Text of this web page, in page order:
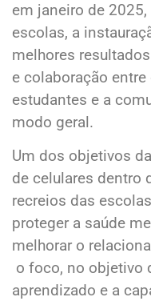
em janeiro de
escolas, a
melhores
e colaboração
estudantes e a
modo geral.
Um dos objetivos
de celulares dentro
recreios das
proteger a saúde
melhorar o
o foco, no objetivo
aprendizado e a